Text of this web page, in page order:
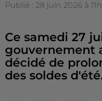
Publié : 28 juin 2026 à
Ce samedi 27
gouvernement
décidé de
des soldes